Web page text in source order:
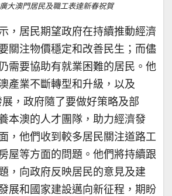
大澳門居民及職工表達新春祝賀
，居民期望政府在持續推動經濟
關注物價穩定和改善民生；而儘
需要協助有就業困難的居民。他
產業不斷轉型和升級，以及
展，政府隨了要做好策略及部
本澳的人才團隊，助力經濟發
，他們收到較多居民關注道路工
屋等方面的問題。他們將持續跟
，向政府反映居民的意見及建
展和國家建設邁向新征程，期盼